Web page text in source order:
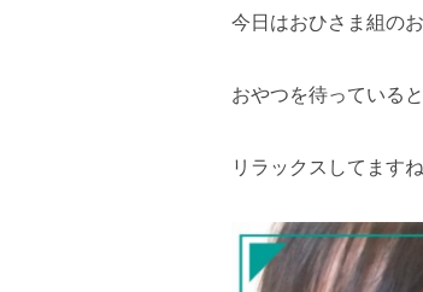
今日はおひさま組の
おやつを待っている
リラックスしてます